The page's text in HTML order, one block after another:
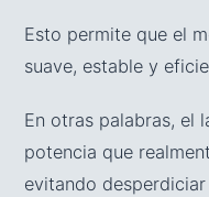
Esto permite que el
suave, estable y
En otras palabras, el
potencia que
evitando